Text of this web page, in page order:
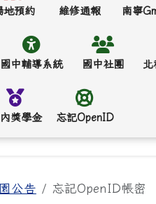
地預約 維修通報 南寧
國中輔導系統 國中社團 北
獎學金 忘記OpenID
公告 忘記OpenID帳密